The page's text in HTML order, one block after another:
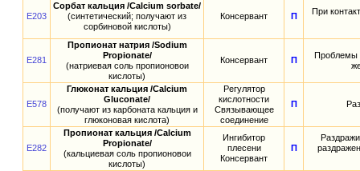
E203
Сорбат кальция /Calcium sorbate/
(синтетический; получают из
сорбиновой кислоты)
Консервант П При
E281
Пропионат натрия /Sodium
Propionate/
(натриевая соль пропионовои
кислоты)
Консервант П
Проблемы
E578
Глюконат кальция /Calcium
Gluconate/
(получают из карбоната кальция и
глюконовая кислота)
Регулятор
кислотности
Связывающее
соединение
П
E282
Пропионат кальция /Calcium
Propionate/
(кальциевая соль пропионовои
кислоты)
Ингибитор
плесени
Консервант
П